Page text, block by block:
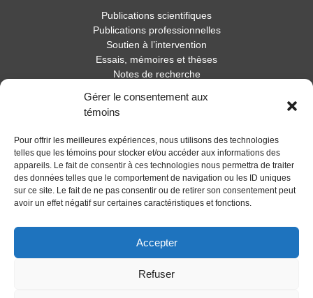
Gérer le consentement aux
témoins
Pour offrir les meilleures expériences, nous utilisons des technologies
telles que les témoins pour stocker et/ou accéder aux informations des
appareils. Le fait de consentir à ces technologies nous permettra de traiter
des données telles que le comportement de navigation ou les ID uniques
sur ce site. Le fait de ne pas consentir ou de retirer son consentement peut
avoir un effet négatif sur certaines caractéristiques et fonctions.
Accepter
Refuser
Publications scientifiques
Publications professionnelles
Soutien à l’intervention
Essais, mémoires et thèses
Notes de recherche
Activités
Nouvelles